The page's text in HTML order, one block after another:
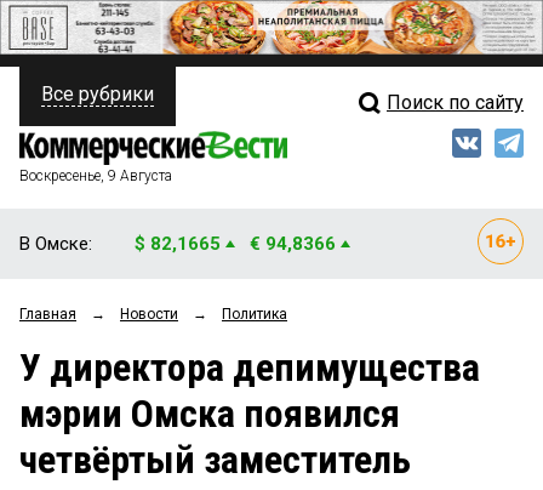
ПОЛИТИКА
ФИНАНСЫ
ОБЩЕСТВО
ЗАКОН
НОВОСТИ КОМПАНИЙ
Свежий выпуск
Рейтинги
Блоги
Архив
Все рубрики Поиск по сайту
Воскресенье, 9 Августа
В Омске: $ 82,1665 € 94,8366
Главная → Новости → Политика
У директора депимущества
мэрии Омска появился
четвёртый заместитель